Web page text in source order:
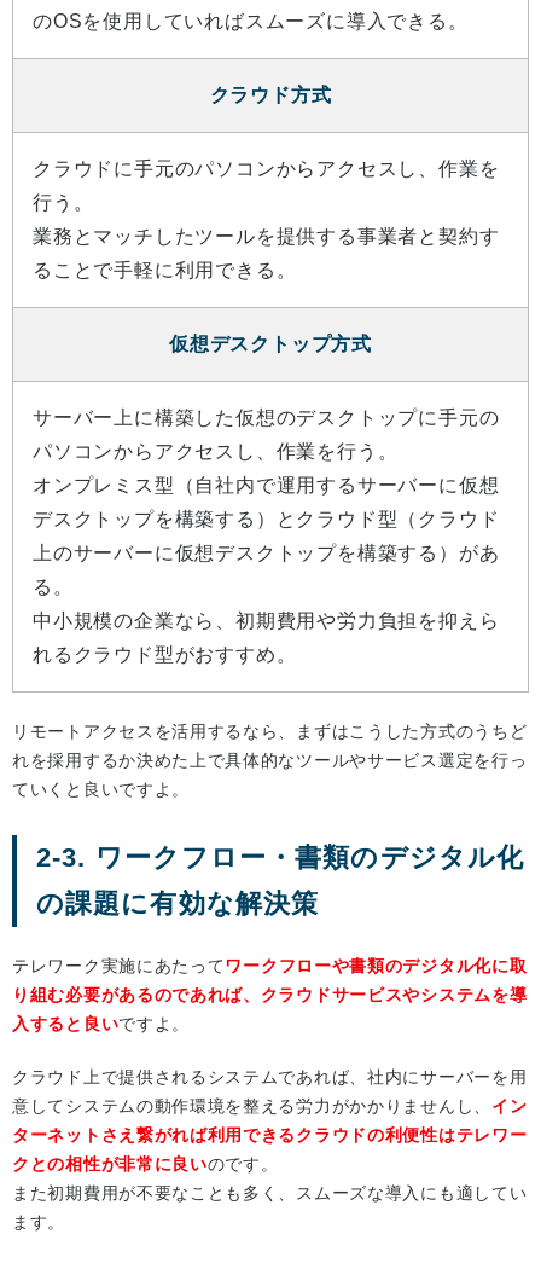
のOSを使用していればスムーズに導入できる。
クラウド方式
クラウドに手元のパソコンからアクセスし、作業を
行う。
業務とマッチしたツールを提供する事業者と契約す
ることで手軽に利用できる。
仮想デスクトップ方式
サーバー上に構築した仮想のデスクトップに手元の
パソコンからアクセスし、作業を行う。
オンプレミス型（自社内で運用するサーバーに仮想
デスクトップを構築する）とクラウド型（クラウド
上のサーバーに仮想デスクトップを構築する）があ
る。
中小規模の企業なら、初期費用や労力負担を抑えら
れるクラウド型がおすすめ。
リモートアクセスを活用するなら、まずはこうした方式のうちど
れを採用するか決めた上で具体的なツールやサービス選定を行っ
ていくと良いですよ。
2-3. ワークフロー・書類のデジタル化
の課題に有効な解決策
テレワーク実施にあたってワークフローや書類のデジタル化に取
り組む必要があるのであれば、クラウドサービスやシステムを導
入すると良いですよ。
クラウド上で提供されるシステムであれば、社内にサーバーを用
意してシステムの動作環境を整える労力がかかりませんし、 イン
ターネットさえ繋がれば利用できるクラウドの利便性はテレワー
クとの相性が非常に良いのです。
また初期費用が不要なことも多く、スムーズな導入にも適してい
ます。